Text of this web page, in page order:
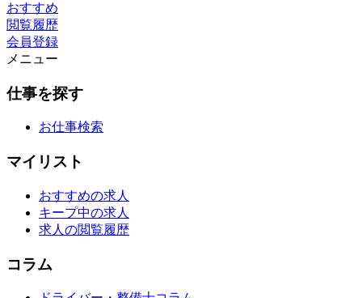
おすすめ
閲覧履歴
会員登録
メニュー
仕事を探す
お仕事検索
マイリスト
おすすめの求人
キープ中の求人
求人の閲覧履歴
コラム